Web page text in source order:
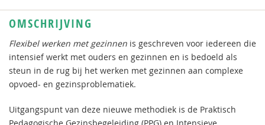
OMSCHRIJVING
Flexibel werken met gezinnen is geschreven voor iedereen die
intensief werkt met ouders en gezinnen en is bedoeld als
steun in de rug bij het werken met gezinnen aan complexe
opvoed- en gezinsproblematiek.
Uitgangspunt van deze nieuwe methodiek is de Praktisch